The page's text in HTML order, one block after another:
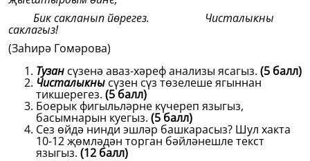
Бик сакланып йөрегез. Чисталыкны
саклагыз!
(Заһирә Гомәрова)
Тузан сүзенә аваз-хәреф анализы ясагыз. (5 балл)
Чисталыкны сүзен сүз төзелеше ягыннан
тикшерегез. (5 балл)
Боерык фигыльләрне күчереп языгыз,
басымнарын куегыз. (5 балл)
Сез өйдә нинди эшләр башкарасыз? Шул хакта
10-12 җөмләдән торган бәйләнешле текст
языгыз. (12 балл)